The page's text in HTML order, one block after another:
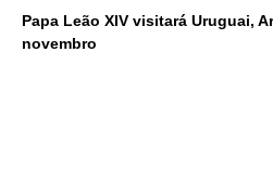
Papa Leão XIV visitará Uruguai,
novembro